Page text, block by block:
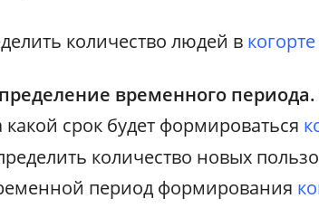
количество людей в когорте
временного периода.
какой срок будет формироваться
количество новых
период формирования